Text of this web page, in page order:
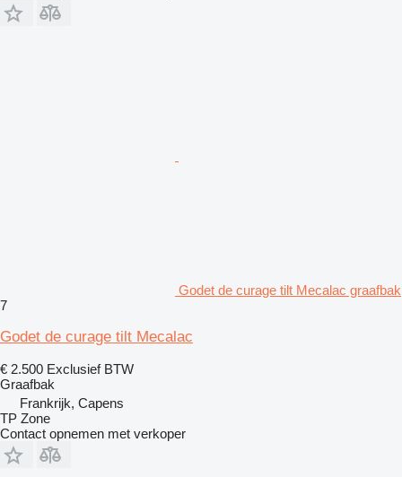
Godet de curage tilt Mecalac graafbak
7
Godet de curage tilt Mecalac
€ 2.500 Exclusief BTW
Graafbak
Frankrijk, Capens
TP Zone
Contact opnemen met verkoper